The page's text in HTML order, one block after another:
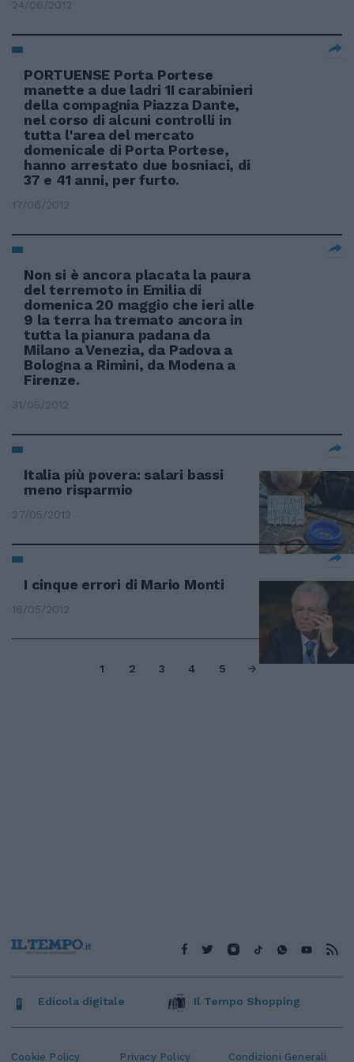
24/06/2012
PORTUENSE Porta Portese
manette a due ladri 1I carabinieri
della compagnia Piazza Dante,
nel corso di alcuni controlli in
tutta l'area del mercato
domenicale di Porta Portese,
hanno arrestato due bosniaci, di
37 e 41 anni, per furto.
17/06/2012
Non si è ancora placata la paura
del terremoto in Emilia di
domenica 20 maggio che ieri alle
9 la terra ha tremato ancora in
tutta la pianura padana da
Milano a Venezia, da Padova a
Bologna a Rimini, da Modena a
Firenze.
31/05/2012
Italia più povera: salari bassi
meno risparmio
27/05/2012
I cinque errori di Mario Monti
16/05/2012
1 2 3 4 5
Cookie Policy Privacy Policy Condizioni Generali
Edicola digitale Il Tempo Shopping